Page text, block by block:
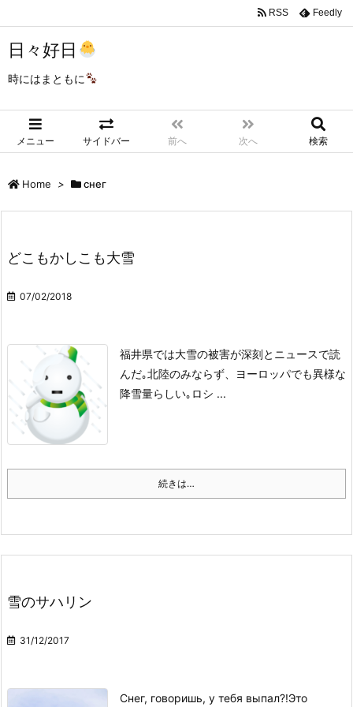
日々好日
時にはまともに
メニュー サイドバー 前へ 次へ 検索
RSS Feedly
Home > снег
どこもかしこも大雪
07/02/2018
福井県では大雪の被害が深刻とニュースで読
んだ｡北陸のみならず、ヨーロッパでも異様な
降雪量らしい｡ ロシ ...
続きは…
雪のサハリン
31/12/2017
Снег, говоришь, у тебя выпал?!Это